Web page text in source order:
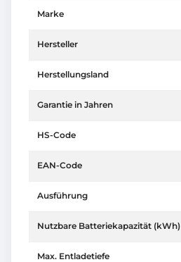
Marke
Hersteller
Herstellungsland
Garantie in Jahren
HS-Code
EAN-Code
Ausführung
Nutzbare Batteriekapazität (kWh)
Max. Entladetiefe